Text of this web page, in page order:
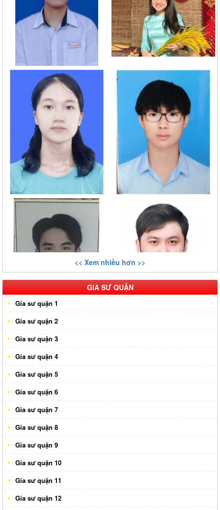
<< Xem nhiều hơn >>
GIA SƯ QUẬN
Gia sư quận 1
Gia sư quận 2
Gia sư quận 3
Gia sư quận 4
Gia sư quận 5
Gia sư quận 6
Gia sư quận 7
Gia sư quận 8
Gia sư quận 9
Gia sư quận 10
Gia sư quận 11
Gia sư quận 12